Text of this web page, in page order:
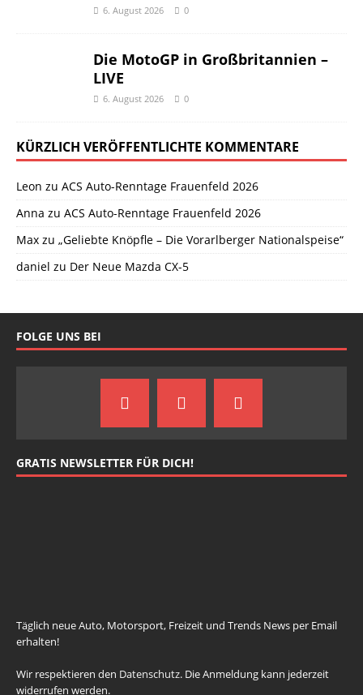
6. August 2026 0
Die MotoGP in Großbritannien –
LIVE
6. August 2026 0
KÜRZLICH VERÖFFENTLICHTE KOMMENTARE
Leon zu ACS Auto-Renntage Frauenfeld 2026
Anna zu ACS Auto-Renntage Frauenfeld 2026
Max zu „Geliebte Knöpfle – Die Vorarlberger Nationalspeise“
daniel zu Der Neue Mazda CX-5
FOLGE UNS BEI
GRATIS NEWSLETTER FÜR DICH!
Täglich neue Auto, Motorsport, Freizeit und Trends News per Email
erhalten!
Wir respektieren den Datenschutz. Die Anmeldung kann jederzeit
widerrufen werden.